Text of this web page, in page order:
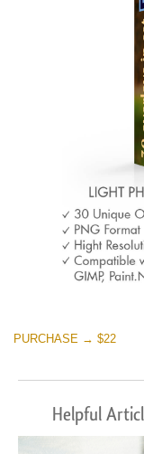
PURCHASE → $22
Helpful